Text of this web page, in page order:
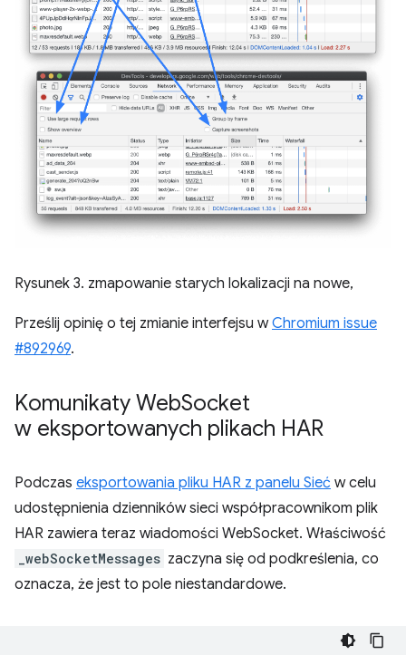
Rysunek 3. zmapowanie starych lokalizacji na nowe,
Prześlij opinię o tej zmianie interfejsu wChromium issue
#892969.
Komunikaty WebSocket
w eksportowanych plikach HAR
Podczas eksportowania pliku HAR z panelu Sieć w celu
udostępnienia dzienników sieci współpracownikom plik
HAR zawiera teraz wiadomości WebSocket. Właściwość
_webSocketMessages zaczyna się od podkreślenia, co
oznacza, że jest to pole niestandardowe.